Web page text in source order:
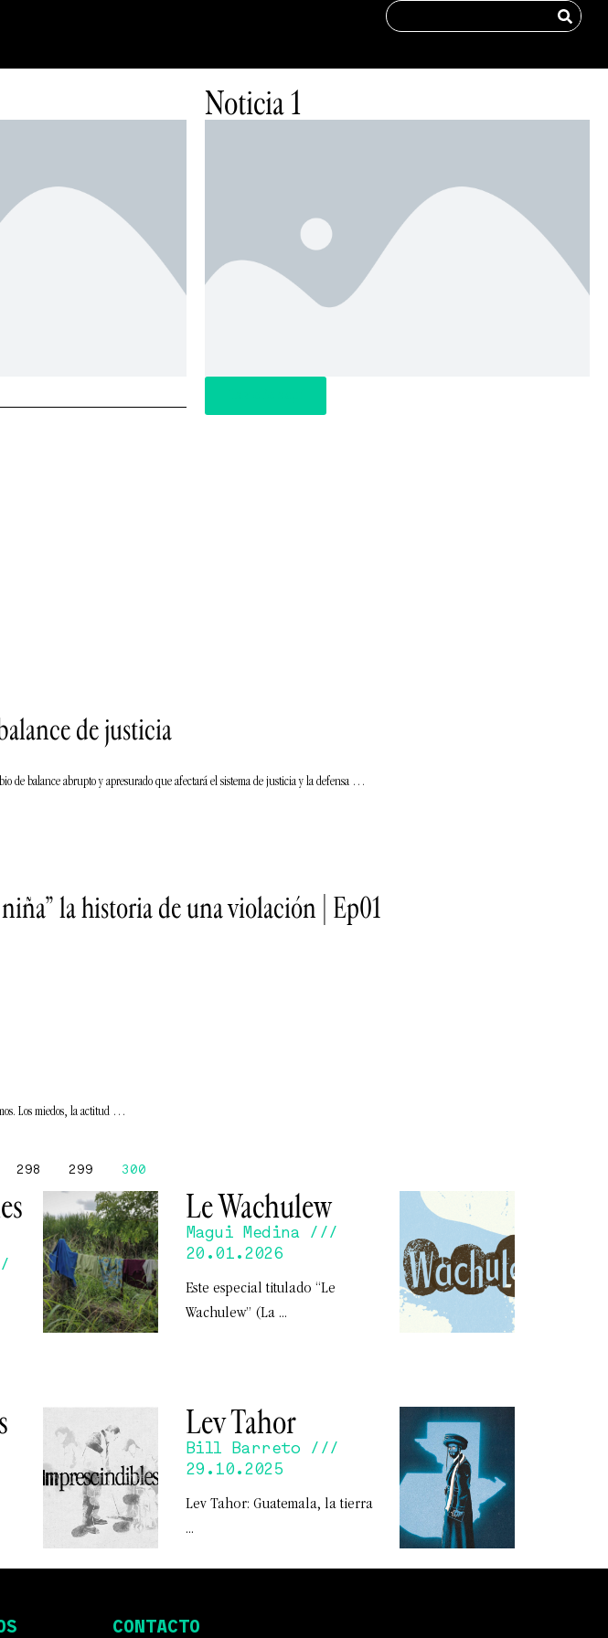
Noticia 1
de justicia
de balance abrupto y apresurado que afectará el sistema de justicia y la defensa …
la historia de una violación | Ep01
Los miedos, la actitud …
298 299 300
Le Wachulew
Magui Medina
20.01.2026
Este especial titulado “Le
Wachulew” (La
Lev Tahor
Bill Barreto
29.10.2025
Lev Tahor: Guatemala, la tierra
CONTACTO